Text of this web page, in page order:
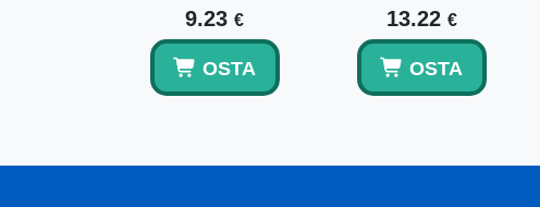
9.23 €
OSTA
13.22 €
OSTA